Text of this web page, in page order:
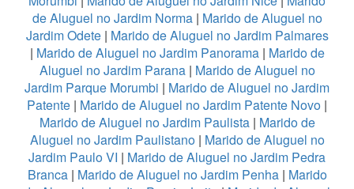
de Aluguel no Jardim Norma| Marido de Aluguel no
Jardim Odete| Marido de Aluguel no Jardim Palmares
| Marido de Aluguel no Jardim Panorama| Marido de
Aluguel no Jardim Parana| Marido de Aluguel no
Jardim Parque Morumbi | Marido de Aluguel no Jardim
Patente | Marido de Aluguel no Jardim Patente Novo |
Marido de Aluguel no Jardim Paulista| Marido de
Aluguel no Jardim Paulistano| Marido de Aluguel no
Jardim Paulo VI | Marido de Aluguel no Jardim Pedra
Branca| Marido de Aluguel no Jardim Penha| Marido